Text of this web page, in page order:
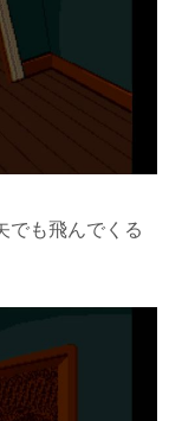
でも飛んでくる